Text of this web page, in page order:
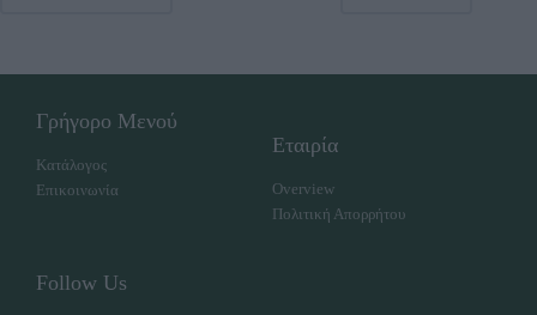
Γρήγορο Μενού
Κατάλογος
Επικοινωνία
Εταιρία
Overview
Πολιτική Απορρήτου
Follow Us